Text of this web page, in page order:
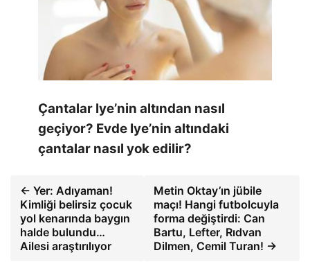
Çantalar Iye’nin altından nasıl
geçiyor? Evde Iye’nin altındaki
çantalar nasıl yok edilir?
← Yer: Adıyaman!
Kimliği belirsiz çocuk
yol kenarında baygın
halde bulundu…
Ailesi araştırılıyor
Metin Oktay’ın jübile
maçı! Hangi futbolcuyla
forma değiştirdi: Can
Bartu, Lefter, Rıdvan
Dilmen, Cemil Turan! →